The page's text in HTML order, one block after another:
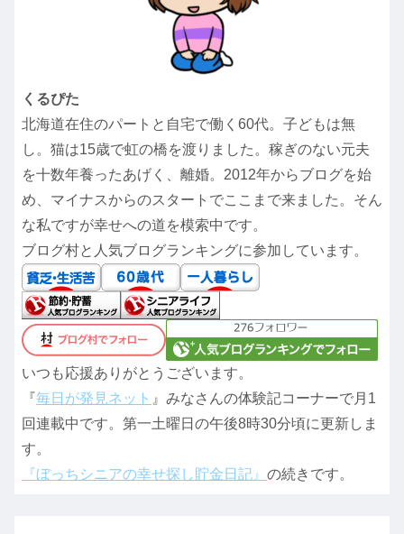
くるぴた
北海道在住のパートと自宅で働く60代。子どもは無
し。猫は15歳で虹の橋を渡りました。稼ぎのない元夫
を十数年養ったあげく、離婚。2012年からブログを始
め、マイナスからのスタートでここまで来ました。そん
な私ですが幸せへの道を模索中です。
ブログ村と人気ブログランキングに参加しています。
いつも応援ありがとうございます。
『毎日が発見ネット 』みなさんの体験記コーナーで月1
回連載中です。第一土曜日の午後8時30分頃に更新しま
す。
『ぼっちシニアの幸せ探し貯金日記』 の続きです。